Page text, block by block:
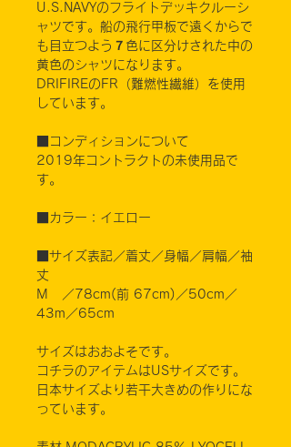
U.S.NAVYのフライトデッキクルーシ
ャツです。船の飛行甲板で遠くからで
も目立つよう７色に区分けされた中の
黄色のシャツになります。
DRIFIREのFR（難燃性繊維）を使用
しています。
■コンディションについて
2019年コントラクトの未使用品で
す。
■カラー：イエロー
■サイズ表記／着丈／身幅／肩幅／袖
丈
M ／78cm(前 67cm)／50cm／
43m／65cm
サイズはおおよそです。
コチラのアイテムはUSサイズです。
日本サイズより若干大きめの作りにな
っています。